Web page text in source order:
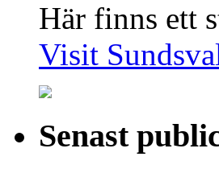
Här finns ett
Visit
Senast